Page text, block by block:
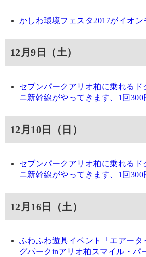
かしわ環境フェスタ2017がイオ
12月9日（土）
セブンパークアリオ柏に乗れるド
ニ新幹線がやってきます、1回300
12月10日（日）
セブンパークアリオ柏に乗れるド
ニ新幹線がやってきます、1回300
12月16日（土）
ふわふわ遊具イベント「エアータ
グパークinアリオ柏スマイル・パ